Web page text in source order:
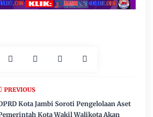
PREVIOUS
Kota Jambi Soroti Pengelolaan Aset
Kota Wakil Walikota Akan